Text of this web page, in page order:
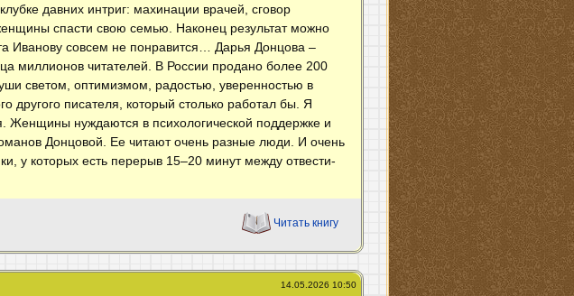
давних интриг: махинации врачей, сговор
спасти свою семью. Наконец результат можно
Иванову совсем не понравится… Дарья Донцова –
миллионов читателей. В России продано более 200
светом, оптимизмом, радостью, уверенностью в
другого писателя, который столько работал бы. Я
Женщины нуждаются в психологической поддержке и
Донцовой. Ее читают очень разные люди. И очень
у которых есть перерыв 15–20 минут между отвести-
Читать книгу
14.05.2026 10:50